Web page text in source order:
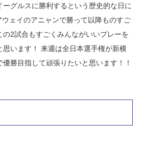
ーグルスに勝利するという歴史的な日に
ェイのアニャンで勝って以降ものすご
の2試合もすごくみんながいいプレーを
思います！ 来週は全日本選手権が新横
勝目指して頑張りたいと思います！！